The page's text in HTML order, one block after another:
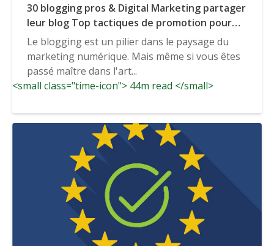
30 blogging pros & Digital Marketing partager
leur blog Top tactiques de promotion pour
conduire le trafic
Le blogging est un pilier dans le paysage du
marketing numérique. Mais même si vous êtes
passé maître dans l'art...
<small class="time-icon"> 44m read </small>